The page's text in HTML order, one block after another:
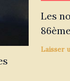
Les
Laisser